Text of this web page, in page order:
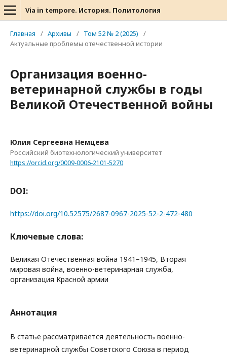
Via in tempore. История. Политология
Главная / Архивы / Том 52 № 2 (2025)
/
Актуальные проблемы отечественной истории
Организация военно-
ветеринарной службы в годы
Великой Отечественной войны
Юлия Сергеевна Немцева
Российский биотехнологический университет
https://orcid.org/0009-0006-2101-5270
DOI:
https://doi.org/10.52575/2687-0967-2025-52-2-472-480
Ключевые слова:
Великая Отечественная война 1941–1945, Вторая
мировая война, военно-ветеринарная служба,
организация Красной армии
Аннотация
В статье рассматривается деятельность военно-
ветеринарной службы Советского Союза в период